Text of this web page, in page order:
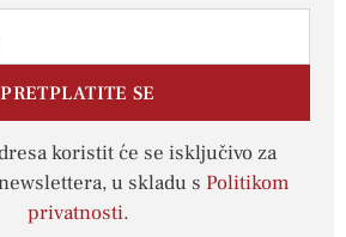
PRETPLATITE SE
koristit će se isključivo za
u skladu s Politikom
privatnosti.